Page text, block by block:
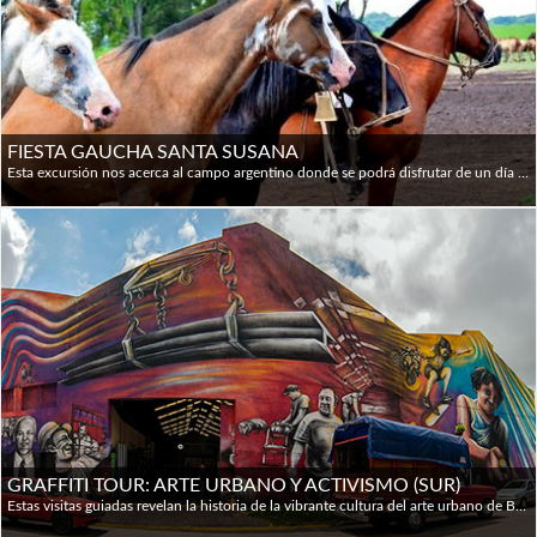
Tiendas de 9 / 10 hs a 20 / 21 hs lunes a sábado.
Cuando se habla de Argentina, inevitablemente aparecen en
la imaginación los gauchos y el tango, pero lo que
realmente cautiva a muchos viajeros son sus bellezas
naturales. La variedad de sus paisajes cubre desde los
desiertos más septentrionales a la cordillera de los Andes
en el sur; desde las cataratas de Iguazú a la desolada
Patagonia. Y, por encima de todo, se alza Buenos Aires: la
capital, una magnífica ciudad que puede sorprender tanto
por su elegancia como por su cultura neo-europea. De
hecho, la característica más reveladora del elevado número
de población inmigrante es comprobar cómo los rasgos de
la cultura europea se han mantenido intactos durante su
adaptación al denominado Nuevo Mundo.
Es el octavo país más grande del mundo y el segundo de
FIESTA GAUCHA SANTA SUSANA
Esta excursión nos acerca al campo argentino donde se podrá disfrutar de un día en una estancia y descubrir su danza y canciones tradicionales, participando así de un verdadero Festival Gaucho. La recepción de bienvenida será con empanadas típicas y vino argentino. Luego se disfrutará de un delicioso asado argentino y a continuación habrá un show folklórico con canciones y bailes, una demostración de las habilidades gauchas, una exhibición de caballos y la sortija. También se podrá subir a un típico sulki para tener una mejor sensación de la forma de vida de los gauchos. Una experiencia inolvidable para vivir de cerca la vida en las Pampas y conocer las costumbres de su gente. Santa Susana está ubicada a 85 Km de la ciudad de Buenos Aires en Los Cardales.
GRAFFITI TOUR: ARTE URBANO Y ACTIVISMO (SUR)
Estas visitas guiadas revelan la historia de la vibrante cultura del arte urbano de Buenos Aires, desde sus orígenes políticos hasta el contexto moderno, en el que se ha convertido en una de las ciudades más excitantes del mundo para el arte callejero. En un recorrido fuera de lo común se visitarán graffiti ocultos y galerías abiertas al aire libre. También se podrá conocer a los propios artistas y comprar obras de arte asequible. Este recorrido se ha desarrollado en estrecha colaboración con los artistas principales de la ciudad, lo que permite compartir sus historias personales y motivaciones, junto con el arte más espectacular que la ciudad tiene que ofrecer.